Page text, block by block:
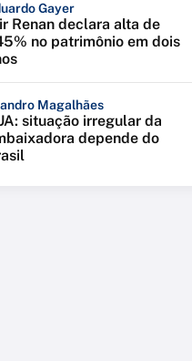
Gayer
Renan declara alta de
no patrimônio em dois
Magalhães
situação irregular da
depende do